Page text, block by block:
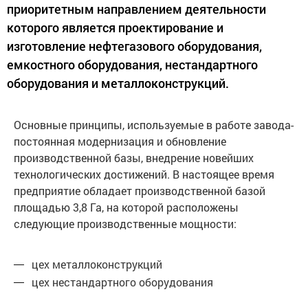
приоритетным направлением деятельности
которого является проектирование и
изготовление нефтегазового оборудования,
емкостного оборудования, нестандартного
оборудования и металлоконструкций.
Основные принципы, используемые в работе завода-
постоянная модернизация и обновление
производственной базы, внедрение новейших
технологических достижений. В настоящее время
предприятие обладает производственной базой
площадью 3,8 Га, на которой расположены
следующие производственные мощности:
цех металлоконструкций
цех нестандартного оборудования